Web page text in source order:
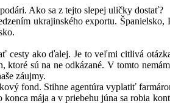
Ako sa z tejto slepej uličky dostať?
ukrajinského exportu. Španielsko,
cesty ako ďalej. Je to veľmi citlivá
sú na ne odkázané. V tomto
záujmy.
fond. Stihne agentúra vyplatiť
mája a v priebehu júna sa robia